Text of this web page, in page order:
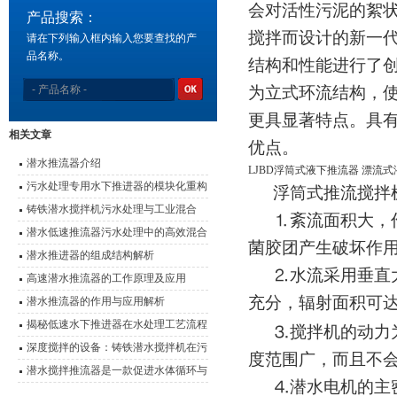
产品搜索：
请在下列输入框内输入您要查找的产
品名称。
相关文章
潜水推流器介绍
污水处理专用水下推进器的模块化重构
与效能优化
铸铁潜水搅拌机污水处理与工业混合
的“隐形推手”
潜水低速推流器污水处理中的高效混合
动力
潜水推进器的组成结构解析
高速潜水推流器的工作原理及应用
潜水推流器的作用与应用解析
揭秘低速水下推进器在水处理工艺流程
中的应用
深度搅拌的设备：铸铁潜水搅拌机在污
水处理中的作用
潜水搅拌推流器是一款促进水体循环与
会对活性污泥的絮
搅拌而设计的新一
结构和性能进行了
为立式环流结构，
更具显著特点。具
优点。
LJBD浮筒式液下推流器 漂流式
浮筒式推流搅拌
⒈紊流面积大，
菌胶团产生破坏作
⒉水流采用垂直
充分，辐射面积可
⒊搅拌机的动力
度范围广，而且不
⒋潜水电机的主